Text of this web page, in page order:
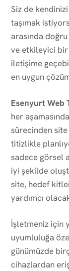
Siz de
taşımak
arasında
ve etkileyici
iletişime
en uygun
Esenyurt Web
her
sürecinden site
titizlikle
sadece görsel
iyi şekilde
site, hedef
yardımcı
İşletmeniz için
uyumluluğa
günümüzde
cihazlardan